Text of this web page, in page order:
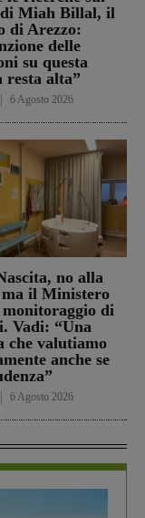
Miah Billal, il
di Arezzo:
delle
su questa
resta alta”
6 Agosto 2026
no alla
ma il Ministero
di
Vadi: “Una
che valutiamo
anche se
6 Agosto 2026